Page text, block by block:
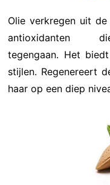
Olie verkregen uit
antioxidanten
tegengaan. Het
stijlen. Regenereert
haar op een diep